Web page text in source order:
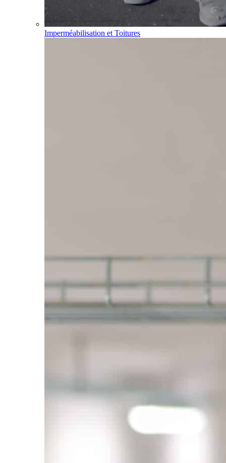
Imperméabilisation et Toitures